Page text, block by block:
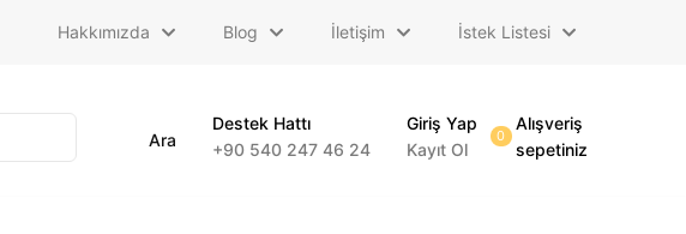
Hakkımızda Blog İletişim İstek Listesi
Ara
Destek Hattı
+90 540 247 46 24
Giriş Yap
Kayıt Ol
0
Alışveriş
sepetiniz